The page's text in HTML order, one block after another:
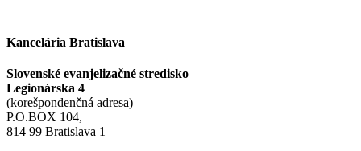
Kancelária Bratislava
Slovenské evanjelizačné stredisko
Legionárska 4
(korešpondenčná adresa)
P.O.BOX 104,
814 99 Bratislava 1